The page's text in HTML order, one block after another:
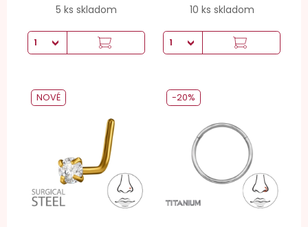
5 ks skladom
10 ks skladom
NOVÉ -20%